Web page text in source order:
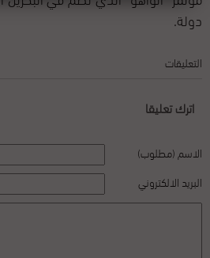
دولة.
التعليقات
اترك تعليقا
الاسم (مطلوب)
البريد الالكتروني